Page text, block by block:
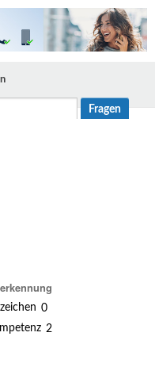
0
2